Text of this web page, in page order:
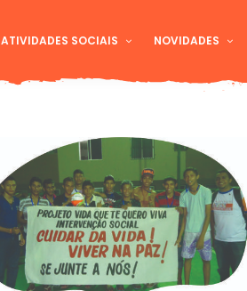
ATIVIDADES SOCIAIS NOVIDADES